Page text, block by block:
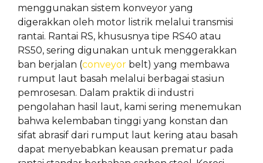
menggunakan sistem konveyor yang
digerakkan oleh motor listrik melalui transmisi
rantai. Rantai RS, khususnya tipe RS40 atau
RS50, sering digunakan untuk menggerakkan
ban berjalan (conveyor belt) yang membawa
rumput laut basah melalui berbagai stasiun
pemrosesan. Dalam praktik di industri
pengolahan hasil laut, kami sering menemukan
bahwa kelembaban tinggi yang konstan dan
sifat abrasif dari rumput laut kering atau basah
dapat menyebabkan keausan prematur pada